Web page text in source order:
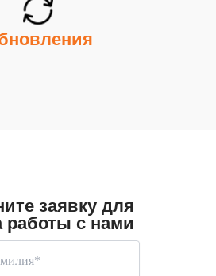
заявку для
работы с нами